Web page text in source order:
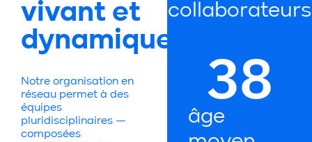
vivant et
dynamique
Notre organisation en
réseau permet à des
équipes
pluridisciplinaires —
composées
collaborateurs
âge38